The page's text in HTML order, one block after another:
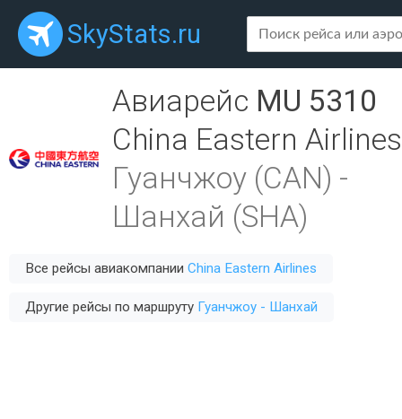
SkyStats.ru
Авиарейс MU 5310
China Eastern Airlines
Гуанчжоу (CAN) -
Шанхай (SHA)
Все рейсы авиакомпании China Eastern Airlines
Другие рейсы по маршруту Гуанчжоу - Шанхай